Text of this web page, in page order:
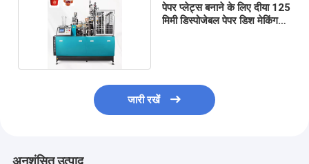
पेपर प्लेट्स बनाने के लिए दीया 125
मिमी डिस्पोजेबल पेपर डिश मेकिंग
जारी रखें